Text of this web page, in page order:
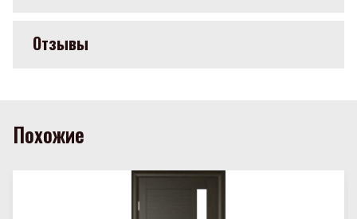
Отзывы
Похожие